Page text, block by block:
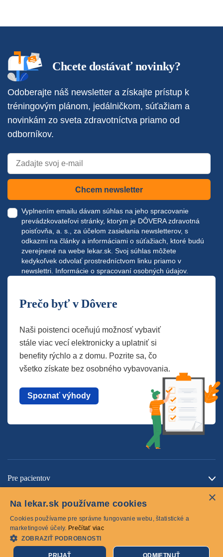
Chcete dostávať novinky?
Odoberajte náš newsletter a získajte prístup k
tréningovým plánom, jedálničkom, súťažiam a
novinkám zo sveta zdravotníctva priamo od
odborníkov.
Chcem newsletter
Vyplnením emailu dávam súhlas na jeho spracovanie
prevádzkovateľovi stránky, ktorým je DÔVERA zdravotná
poisťovňa, a. s., za účelom zasielania newsletterov, s
odkazmi na články a informáciami o súťažiach, ktoré budú
zverejnené na webe lekar.sk . Svoj súhlas môžete
kedykoľvek odvolať prostredníctvom linku priamo v
newslettri. Informácie o spracovaní osobných údajov.
Prečo byť v Dôvere
Naši poistenci oceňujú možnosť vybaviť
stále viac vecí elektronicky a uplatniť si
benefity rýchlo a z domu. Pozrite sa, čo
všetko získate bez osobného vybavovania.
Spoznať výhody
Pre pacientov
Cookies
×
Na lekar.sk používame cookies
Cookies používame pre správne fungovanie webu, štatistické a
marketingové účely. Prečítať viac
ZOBRAZIŤ PODROBNOSTI
PRIJAŤ ODMIETNUŤ